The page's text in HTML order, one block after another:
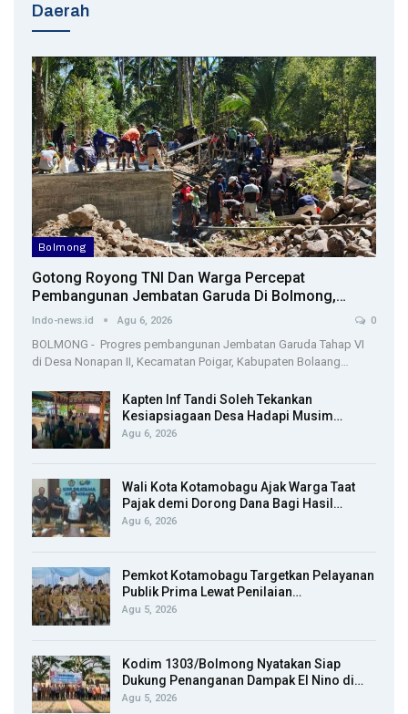
Daerah
Bolmong
Gotong Royong TNI Dan Warga Percepat
Pembangunan Jembatan Garuda Di Bolmong,…
Indo-news.id Agu 6, 2026 0
BOLMONG - Progres pembangunan Jembatan Garuda Tahap VI
di Desa Nonapan II, Kecamatan Poigar, Kabupaten Bolaang…
Kapten Inf Tandi Soleh Tekankan
Kesiapsiagaan Desa Hadapi Musim…
Agu 6, 2026
Wali Kota Kotamobagu Ajak Warga Taat
Pajak demi Dorong Dana Bagi Hasil…
Agu 6, 2026
Pemkot Kotamobagu Targetkan Pelayanan
Publik Prima Lewat Penilaian…
Agu 5, 2026
Kodim 1303/Bolmong Nyatakan Siap
Dukung Penanganan Dampak El Nino di…
Agu 5, 2026